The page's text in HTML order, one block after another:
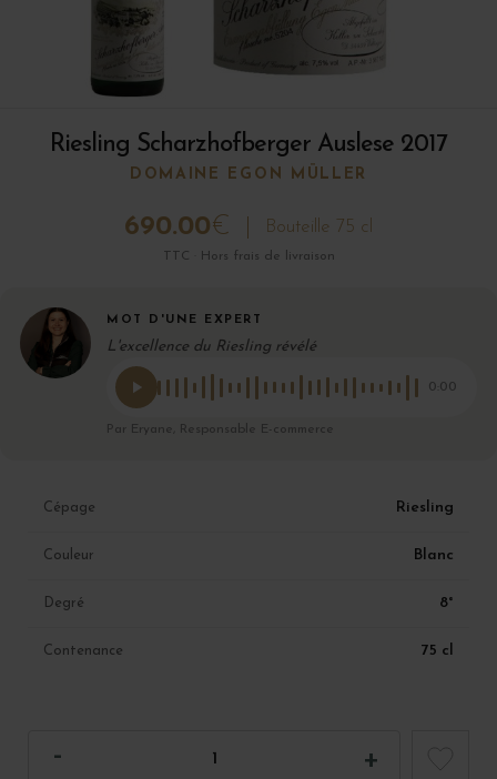
Riesling Scharzhofberger Auslese 2017
DOMAINE EGON MÜLLER
690.00€ Bouteille 75 cl
TTC · Hors frais de livraison
MOT D'UNE EXPERT
L'excellence du Riesling révélé
0:00
Par Eryane, Responsable E-commerce
Cépage Riesling
Couleur Blanc
Degré 8°
Contenance 75 cl